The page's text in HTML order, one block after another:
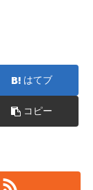
はてブ
コピー